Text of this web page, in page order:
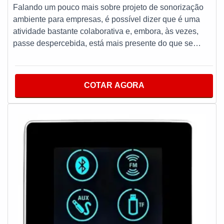
Falando um pouco mais sobre projeto de sonorização
ambiente para empresas, é possível dizer que é uma
atividade bastante colaborativa e, embora, às vezes,
passe despercebida, está mais presente do que se
ambientes, como o nome já antecipa, é o trabalho que
VANTAGENSProduzido com materiais de alta qualidade
útil do equipamento com o intuito de criar uma relação
mais aconchegante, o que permite informar, promover,
auxiliar, motivar, fator esse que torna a utilização
indispensável para empresas de segmentos variados. É
fundamental ressaltar que tem como marca da
usabilidade na rotina diária alta qualidade e eficiência,
tais fatores garantem aumento da qualidade com
COTAR AGORA